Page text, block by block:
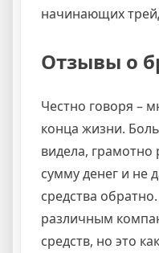
начинающих
Отзывы о
Честно говоря –
конца жизни.
видела,
сумму денег и не
средства
различным
средств, но это